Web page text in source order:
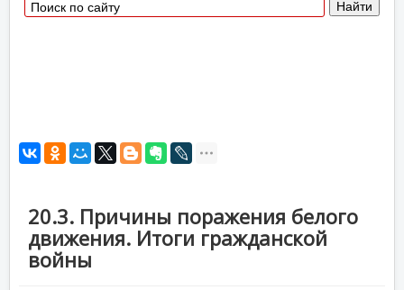
20.3. Причины поражения белого
движения. Итоги гражданской
войны